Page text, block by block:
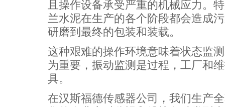
且操作设备承受严重的机械应力。
兰水泥在生产的各个阶段都会造成
研磨到最终的包装和装载。
这种艰难的操作环境意味着状态监
为重要，振动监测是过程，工厂和
具。
在汉斯福德传感器公司，我们生产